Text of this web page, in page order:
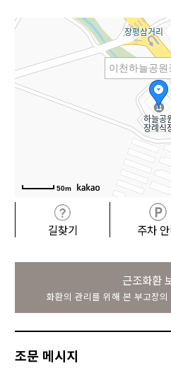
이천하늘공원
50m
길찾기 주차
근조화환
화환의 관리를 위해 본 부고장
조문 메시지